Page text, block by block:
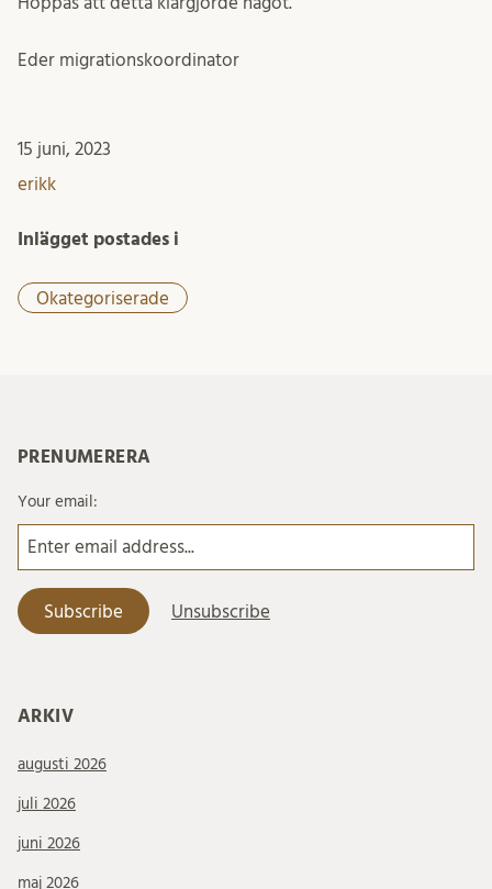
Eder migrationskoordinator
15 juni, 2023
erikk
Inlägget postades i
Okategoriserade
PRENUMERERA
Your email:
ARKIV
augusti 2026
juli 2026
juni 2026
maj 2026